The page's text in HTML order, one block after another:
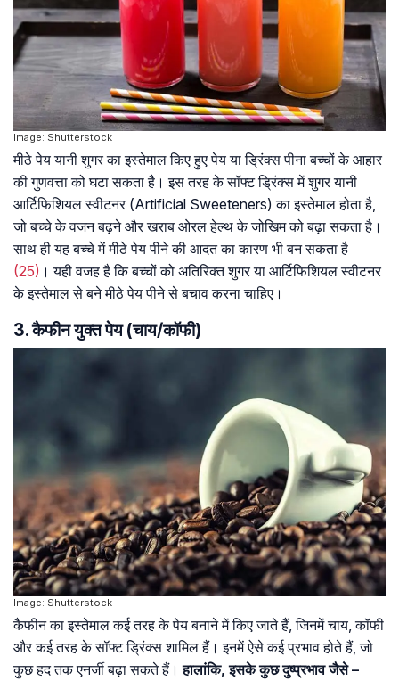
Image: Shutterstock
मीठे पेय यानी शुगर का इस्तेमाल किए हुए पेय या ड्रिंक्स पीना बच्चों के आहार
की गुणवत्ता को घटा सकता है। इस तरह के सॉफ्ट ड्रिंक्स में शुगर यानी
आर्टिफिशियल स्वीटनर (Artificial Sweeteners) का इस्तेमाल होता है,
जो बच्चे के वजन बढ़ने और खराब ओरल हेल्थ के जोखिम को बढ़ा सकता है।
साथ ही यह बच्चे में मीठे पेय पीने की आदत का कारण भी बन सकता है
(25) । यही वजह है कि बच्चों को अतिरिक्त शुगर या आर्टिफिशियल स्वीटनर
के इस्तेमाल से बने मीठे पेय पीने से बचाव करना चाहिए।
3. कैफीन युक्त पेय (चाय/कॉफी)
Image: Shutterstock
कैफीन का इस्तेमाल कई तरह के पेय बनाने में किए जाते हैं, जिनमें चाय, कॉफी
और कई तरह के सॉफ्ट ड्रिंक्स शामिल हैं। इनमें ऐसे कई प्रभाव होते हैं, जो
कुछ हद तक एनर्जी बढ़ा सकते हैं।हालांकि, इसके कुछ दुष्प्रभाव जैसे –